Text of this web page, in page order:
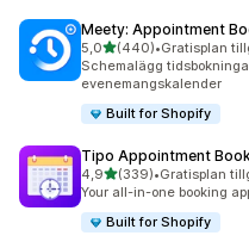
Meety: Appointment
5,0av 5 stjärnor
(440)
440 recensioner totalt
•Gratisplan
Schemalägg
evenemangskalender
Built for Shopify
Tipo Appointment
4,9av 5 stjärnor
(339)
339 recensioner totalt
•Gratisplan
Your all-in-one booking
Built for Shopify